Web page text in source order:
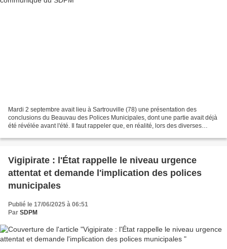
Mardi 2 septembre avait lieu à Sartrouville (78) une présentation des
conclusions du Beauvau des Polices Municipales, dont une partie avait déjà
été révélée avant l'été. Il faut rappeler que, en réalité, lors des diverses
Vigipirate : l'État rappelle le niveau urgence
attentat et demande l'implication des polices
municipales
Publié le 17/06/2025 à 06:51
Par SDPM